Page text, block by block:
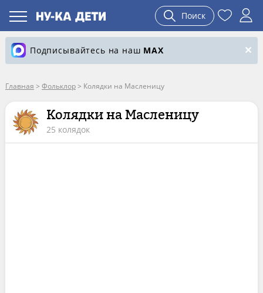
Поиск
Подписывайтесь на наш MAX
Главная > Фольклор> Колядки на Масленицу
Колядки на Масленицу
25 колядок